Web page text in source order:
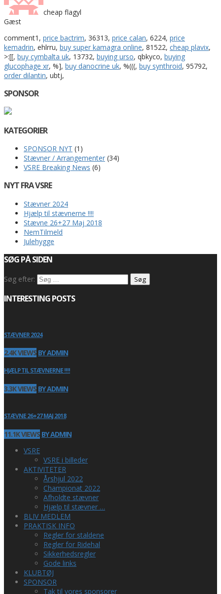
cheap flagyl
Gæst
comment1, price bactrim, 36313, price calan, 6224, price
kemadrin, ehlrru, buy super kamagra online, 81522, cheap plavix,
>:[[, buy cymbalta uk, 13732, buying urso, qbkyco, buying
glucophage xr, %], buy danocrine uk, %(((, buy synthroid, 95792,
order dilantin, ubtj,
SPONSOR
KATEGORIER
SPONSOR NYT (1)
Stævner / Arrangementer (34)
VSRE Breaking News (6)
NYT FRA VSRE
Stævner 2024
Hjælp til stævnerne !!!!
Stævne 26+27 Maj 2018
NemTilmeld
Julehygge
SØG PÅ SIDEN
Søg efter:
INTERESTING POSTS
STÆVNER 2024
2.4K VIEWS BY ADMIN
HJÆLP TIL STÆVNERNE !!!!
3.3K VIEWS BY ADMIN
STÆVNE 26+27 MAJ 2018
11.1K VIEWS BY ADMIN
VSRE
VSRE i billeder
AKTIVITETER
Årshjul 2022
Championat 2022
Afholdte stævner
Hjælp til stævner …
BLIV MEDLEM
PRAKTISK INFO
Regler for staldene
Regler for Ridehal
Sikkerhedsregler
Gode links
KLUBTØJ
SPONSOR
Tak til vores sponsorer